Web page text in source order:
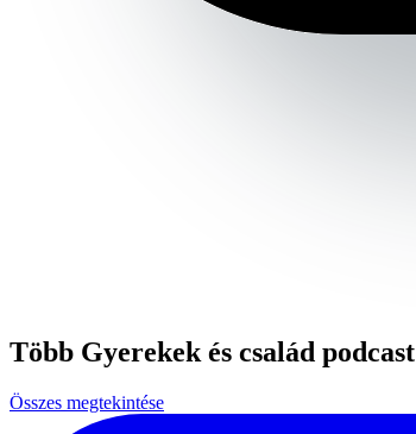
Több Gyerekek és család podcast
Összes megtekintése